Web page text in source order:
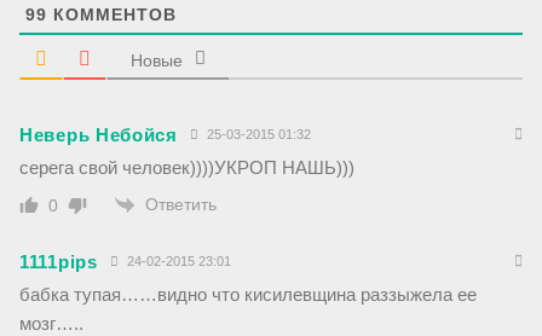
99 КОММЕНТОВ
Новые
Неверь Небойся 25-03-2015 01:32
серега свой человек))))УКРОП НАШЬ)))
0 Ответить
1111pips 24-02-2015 23:01
бабка тупая……видно что кисилевщина раззыжела ее
мозг…..